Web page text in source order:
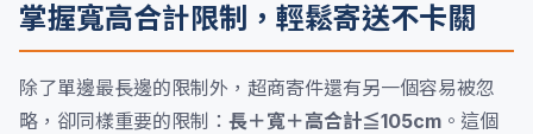
掌握寬高合計限制，輕鬆寄送不卡關
除了單邊最長邊的限制外，超商寄件還有另一個容易被忽
略，卻同樣重要的限制： 長＋寬＋高合計≦105cm 。這個